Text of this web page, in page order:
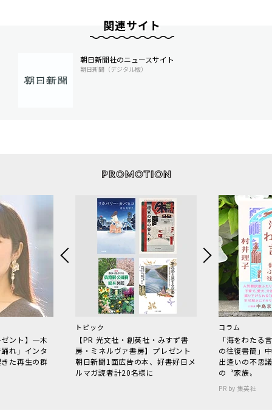
関連サイト
朝日新聞社のニュースサイト
朝日新聞（デジタル版）
ント】一木
れ」インタ
た再生の群
トピック
【PR 光文社・創英社・みすず書
房・ミネルヴァ書房】プレゼント
朝日新聞1面広告の本、好書好日メ
ルマガ読者計20名様に
コラム
「海をわた
の往復書簡」
出逢いの不思
の〝家族〟
PR by 集英社